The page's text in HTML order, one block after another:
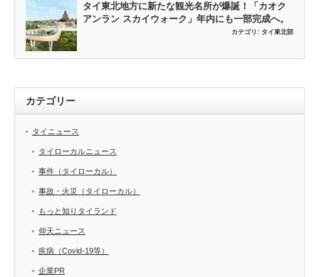
タイ東北地方に新たな観光名所が爆誕！「カオク
アンラン スカイウォーク」年内にも一部完成へ。
カテゴリ: タイ東北部
カテゴリー
タイニュース
タイローカルニュース
事件（タイローカル）
事故・火災（タイローカル）
もっと知りタイランド
仰天ニュース
疾病（Covid-19等）
企業PR